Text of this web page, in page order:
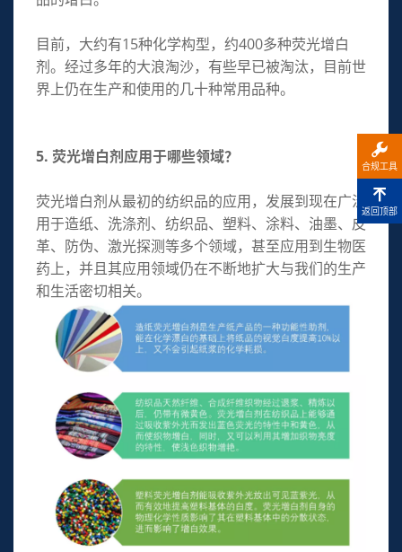
目前，大约有15种化学构型，约400多种荧光增白
剂。经过多年的大浪淘沙，有些早已被淘汰，目前世
界上仍在生产和使用的几十种常用品种。
5. 荧光增白剂应用于哪些领域？
荧光增白剂从最初的纺织品的应用，发展到现在广泛
用于造纸、洗涤剂、纺织品、塑料、涂料、油墨、皮
革、防伪、激光探测等多个领域，甚至应用到生物医
药上，并且其应用领域仍在不断地扩大与我们的生产
和生活密切相关。
合规工具
返回顶部